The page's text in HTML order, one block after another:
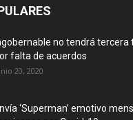
no tendrá
falta de acuerdos
20, 2020
‘Superman’ emotivo